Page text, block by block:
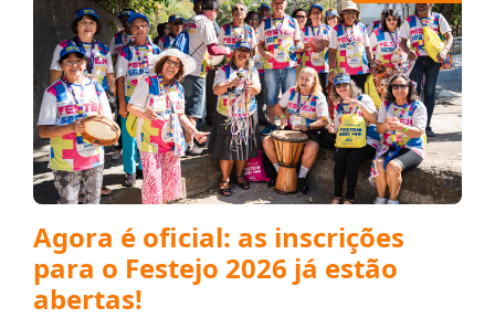
Agora é oficial: as inscrições
para o Festejo 2026 já estão
abertas!